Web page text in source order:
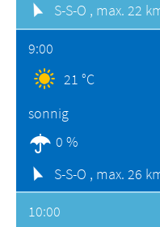
S-S-O , max. 22
9:00
21 °C
sonnig
0 %
S-S-O , max. 26
10:00